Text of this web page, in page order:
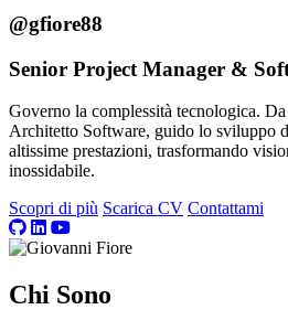
@gfiore88
Senior Project Manager &
Governo la complessità tecnologica.
Architetto Software, guido lo sviluppo
altissime prestazioni, trasformando
inossidabile.
Scopri di più Scarica CV Contattami
Chi Sono